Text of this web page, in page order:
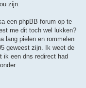
zijn.
een phpBB forum op te
me dit toch wel lukken?
lang pielen en rommelen
geweest zijn. Ik weet de
ik een dns redirect had